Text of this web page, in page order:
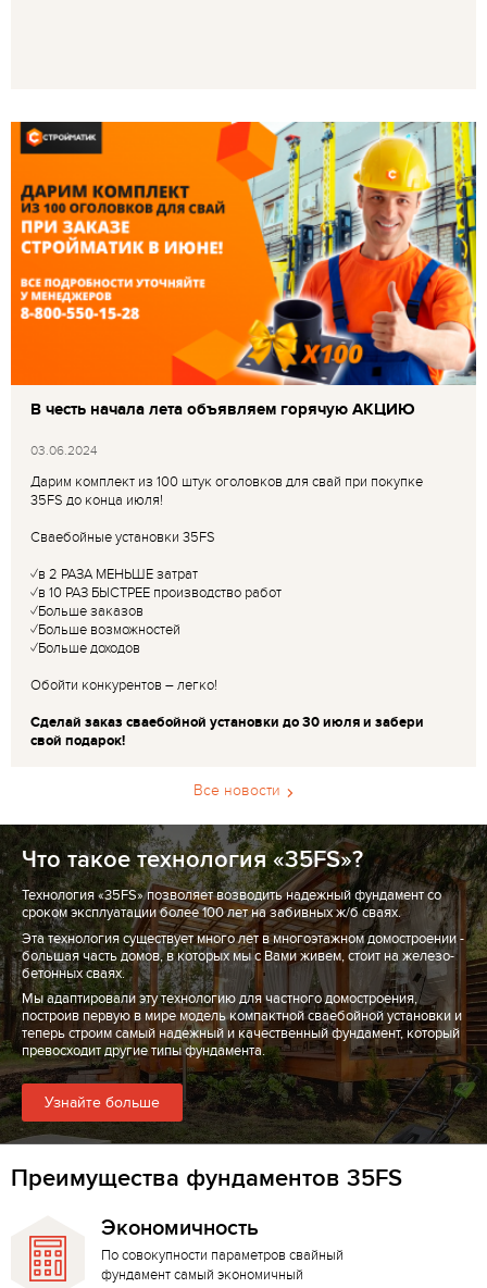
В честь начала лета объявляем горячую АКЦИЮ
03.06.2024
Дарим комплект из 100 штук оголовков для свай при покупке
35FS до конца июля!
Сваебойные установки 35FS
✓в 2 РАЗА МЕНЬШЕ затрат
✓в 10 РАЗ БЫСТРЕЕ производство работ
✓Больше заказов
✓Больше возможностей
✓Больше доходов
Обойти конкурентов – легко!
Сделай заказ сваебойной установки до 30 июля и забери
свой подарок!
Все новости
Что такое технология «35FS»?
Технология «35FS» позволяет возводить надежный фундамент со
сроком эксплуатации более 100 лет на забивных ж/б сваях.
Эта технология существует много лет в многоэтажном домостроении -
большая часть домов, в которых мы с Вами живем, стоит на железо-
бетонных сваях.
Мы адаптировали эту технологию для частного домостроения,
построив первую в мире модель компактной сваебойной установки и
теперь строим самый надежный и качественный фундамент, который
превосходит другие типы фундамента.
Узнайте больше
Преимущества фундаментов 35FS
Экономичность
По совокупности параметров свайный
фундамент самый экономичный